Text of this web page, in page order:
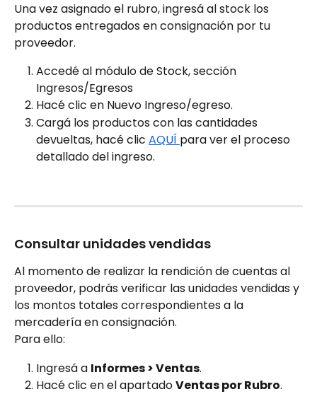
Una vez asignado el rubro, ingresá al stock los
productos entregados en consignación por tu
proveedor.
Accedé al módulo de Stock, sección
Ingresos/Egresos
Hacé clic en Nuevo Ingreso/egreso.
Cargá los productos con las cantidades
devueltas, hacé clic AQUÍ para ver el proceso
detallado del ingreso.
Consultar unidades vendidas
Al momento de realizar la rendición de cuentas al
proveedor, podrás verificar las unidades vendidas y
los montos totales correspondientes a la
mercadería en consignación.
Para ello:
Ingresá a Informes > Ventas.
Hacé clic en el apartado Ventas por Rubro.